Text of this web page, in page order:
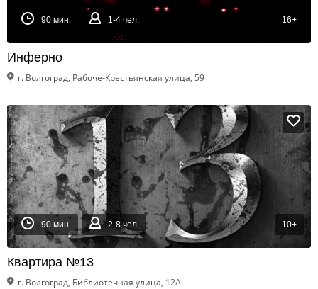
90 мин. 1-4 чел. 16+
Инферно
г. Волгоград, Рабоче-Крестьянская улица, 59
90 мин. 2-8 чел. 10+
Квартира №13
г. Волгоград, Библиотечная улица, 12А